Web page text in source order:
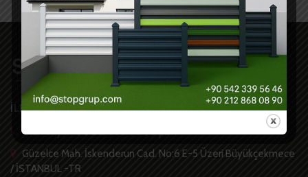
İLETİŞİM
Bizi Arayın +90 212 868 08 90 pbx
Güzelce Mah. İskenderun Cad. No:6 E-5 Üzeri Büyükçekmece
/ İSTANBUL -TR